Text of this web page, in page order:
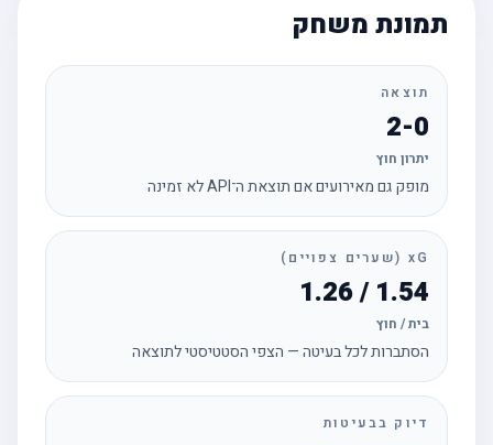
תמונת משחק
תוצאה
2-0
יתרון חוץ
מופק גם מאירועים אם תוצאת ה־API לא זמינה
xG (שערים צפויים)
1.54 / 1.26
בית / חוץ
הסתברות לכל בעיטה — הצפי הסטטיסטי לתוצאה
דיוק בבעיטות